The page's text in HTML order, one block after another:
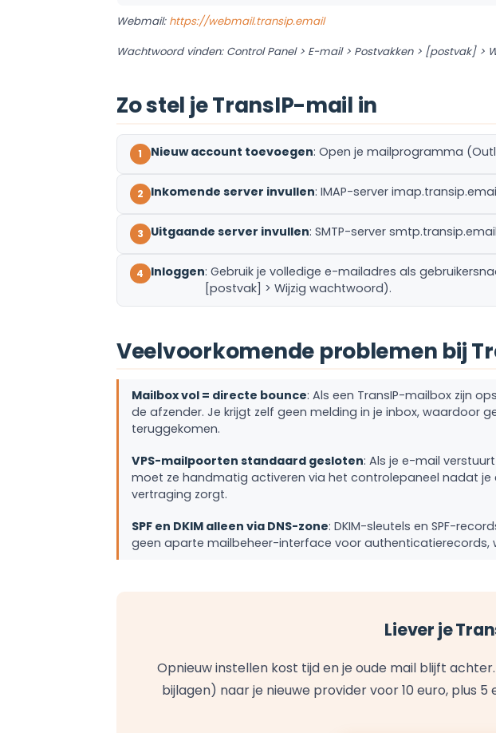
Webmail: https://webmail.transip.email
Wachtwoord vinden: Control Panel > E-mail > Postvakken > [postvak] >
Zo stel je TransIP-mail in
Nieuw account toevoegen: Open je mailprogramma
Inkomende server invullen: IMAP-server
Uitgaande server invullen: SMTP-server
Inloggen: Gebruik je volledige e-mailadres als
[postvak] > Wijzig wachtwoord).
Veelvoorkomende problemen bij
Mailbox vol = directe bounce: Als een TransIP-mailbox zijn
de afzender. Je krijgt zelf geen melding in je inbox, waardoor
teruggekomen.
VPS-mailpoorten standaard gesloten: Als je e-mail
moet ze handmatig activeren via het controlepaneel nadat
vertraging zorgt.
SPF en DKIM alleen via DNS-zone: DKIM-sleutels en SPF-
geen aparte mailbeheer-interface voor authenticatierecords,
Liever je
Opnieuw instellen kost tijd en je oude mail blijft
bijlagen) naar je nieuwe provider voor 10 euro, plus